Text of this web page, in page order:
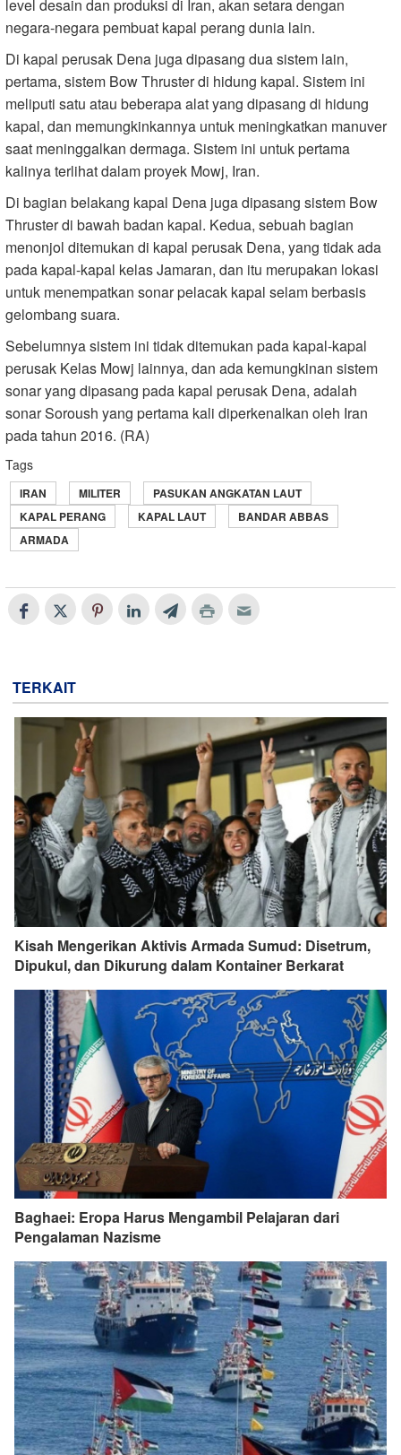
level desain dan produksi di Iran, akan setara dengan
negara-negara pembuat kapal perang dunia lain.
Di kapal perusak Dena juga dipasang dua sistem lain,
pertama, sistem Bow Thruster di hidung kapal. Sistem ini
meliputi satu atau beberapa alat yang dipasang di hidung
kapal, dan memungkinkannya untuk meningkatkan manuver
saat meninggalkan dermaga. Sistem ini untuk pertama
kalinya terlihat dalam proyek Mowj, Iran.
Di bagian belakang kapal Dena juga dipasang sistem Bow
Thruster di bawah badan kapal. Kedua, sebuah bagian
menonjol ditemukan di kapal perusak Dena, yang tidak ada
pada kapal-kapal kelas Jamaran, dan itu merupakan lokasi
untuk menempatkan sonar pelacak kapal selam berbasis
gelombang suara.
Sebelumnya sistem ini tidak ditemukan pada kapal-kapal
perusak Kelas Mowj lainnya, dan ada kemungkinan sistem
sonar yang dipasang pada kapal perusak Dena, adalah
sonar Soroush yang pertama kali diperkenalkan oleh Iran
pada tahun 2016. (RA)
Tags
IRAN MILITER
PASUKAN ANGKATAN LAUT
KAPAL PERANG
KAPAL LAUT
BANDAR ABBAS
ARMADA
TERKAIT
Kisah Mengerikan Aktivis Armada Sumud: Disetrum,
Dipukul, dan Dikurung dalam Kontainer Berkarat
Baghaei: Eropa Harus Mengambil Pelajaran dari
Pengalaman Nazisme